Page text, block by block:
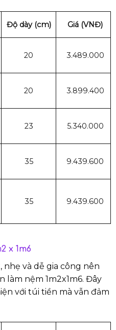
Độ dày (cm) Giá (VNĐ)
20 3.489.000
20 3.899.400
23 5.340.000
35 9.439.600
35 9.439.600
x 1m6
nhẹ và dễ gia công nên
làm nệm 1m2x1m6. Đây
với túi tiền mà vẫn đảm